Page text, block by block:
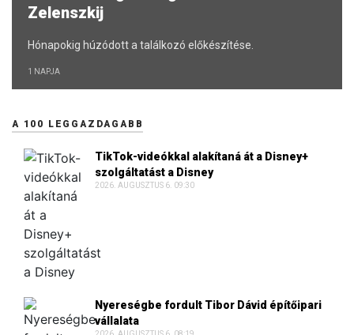
Zelenszkij
Hónapokig húzódott a találkozó előkészítése.
1 NAPJA
A 100 LEGGAZDAGABB
TikTok-videókkal alakítaná át a Disney+
szolgáltatást a Disney
2026. AUGUSZTUS 6. 09:30
Nyereségbe fordult Tibor Dávid építőipari
vállalata